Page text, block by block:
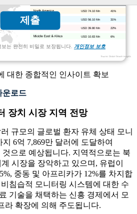
제출
는 완전히 비밀로 보장됩니다. 개인정보 보호
6%
USD 10.83 Mn
22%
USD 39.80 Mn
31%
USD 56.10 Mn
41%
USD 74.10 Mn
대한 종합적인 인사이트 확보
운로드
장치 시장 지역 전망
규모의 글로벌 환자 유체 상태 모니
6억 7,869만 달러에 도달하여
것으로 예상됩니다. 지역적으로는 북
시장을 장악하고 있으며, 유럽이
중동 및 아프리카가 12%를 차지합
침습적 모니터링 시스템에 대한 수
기술을 채택하는 신흥 경제에서 모
라 확장에 의해 주도됩니다.